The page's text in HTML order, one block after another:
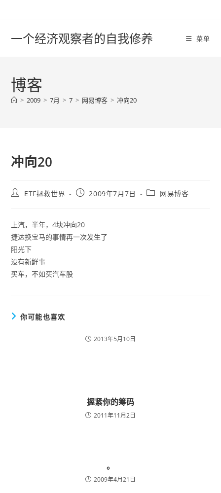
一个经济观察者的自我修养 菜单
博客
> 2009 > 7月 > 7 > 网易博客 > 冲向20
冲向20
PostETF拯救世界
Post2009年7月7日
Post网易博客
上汽，半年，4块冲向20
捷达换宝马的事情再一次发生了
阳光下
没有新鲜事
买车，不如买汽车股
你可能也喜欢
2013年5月10日
握紧你的筹码
2011年11月2日
。
2009年4月21日